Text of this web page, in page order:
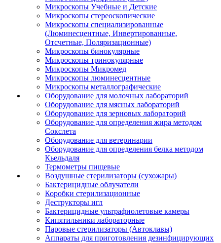
Микроскопы Учебные и Детские
Микроскопы стереоскопические
Микроскопы специализированные
(Люминесцентные, Инвертированные,
Отсчетные, Поляризационные)
Микроскопы бинокулярные
Микроскопы тринокулярные
Микроскопы Микромед
Микроскопы люминесцентные
Микроскопы металлографические
Оборудование для молочных лабораторий
Оборудование для мясных лабораторий
Оборудование для зерновых лабораторий
Оборудование для определения жира методом
Сокслета
Оборудование для ветеринарии
Оборудование для определения белка методом
Кьельдаля
Термометры пищевые
Воздушные стерилизаторы (сухожары)
Бактерицидные облучатели
Коробки стерилизационные
Деструкторы игл
Бактерицидные ультрафиолетовые камеры
Кипятильники лабораторные
Паровые стерилизаторы (Автоклавы)
Аппараты для приготовления дезинфицирующих